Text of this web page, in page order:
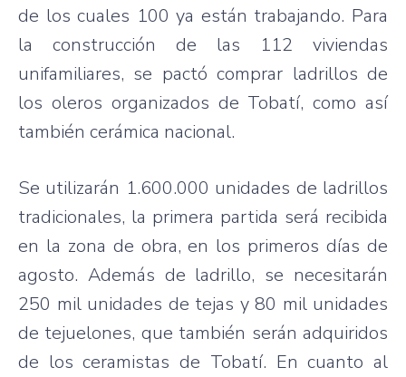
de los cuales 100 ya están trabajando. Para
la construcción de las 112 viviendas
unifamiliares, se pactó comprar ladrillos de
los oleros organizados de Tobatí, como así
también cerámica nacional.
Se utilizarán 1.600.000 unidades de ladrillos
tradicionales, la primera partida será recibida
en la zona de obra, en los primeros días de
agosto. Además de ladrillo, se necesitarán
250 mil unidades de tejas y 80 mil unidades
de tejuelones, que también serán adquiridos
de los ceramistas de Tobatí. En cuanto al